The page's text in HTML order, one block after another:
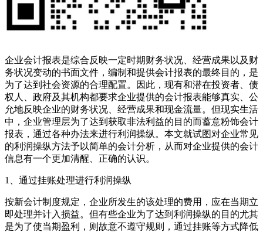
企业会计报表是综合反映一定时期财务状况、经营成果以及财
务状况变动的书面文件，编制和提供会计报表的最终目的，是
为了达到社会资源的合理配置。因此，现有和潜在投资者、债
权人、政府及其机构都要求企业提供的会计报表能够真实、公
允地反映企业的财务状况、经营成果和现金流量。但现实生活
中，企业管理层为了达到获取非法利益的目的而蓄意粉饰会计
报表，通过各种办法来进行利润操纵。本文就试图对企业常见
的利润操纵方法予以简单的会计分析，从而对企业提供的会计
信息有一个更加清醒、正确的认识。
1、通过挂账处理进行利润操纵
按新会计制度规定，企业所发生的该处理的费用，应在当期立
即处理并计入损益。但有些企业为了达到利润操纵的目的尤其
是为了使当期盈利，则故意不遵守规则，通过挂账等方式降低